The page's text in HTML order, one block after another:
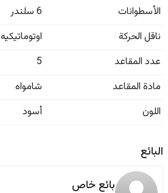
الأسطوانات
6 سلندر
ناقل الحركة
اوتوماتيكيه
عدد المقاعد
5
مادة المقاعد
شامواه
اللون
أسود
البائع
بائع خاص